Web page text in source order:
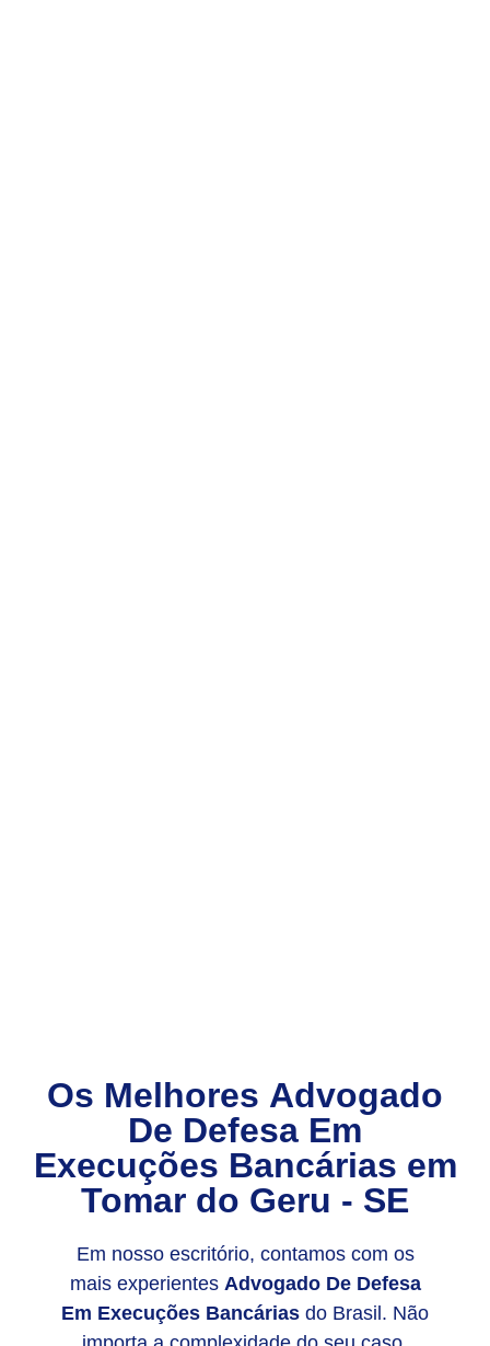
Os Melhores Advogado
De Defesa Em
Execuções Bancárias em
Tomar do Geru - SE
Em nosso escritório, contamos com os
mais experientes Advogado De Defesa
Em Execuções Bancárias do Brasil. Não